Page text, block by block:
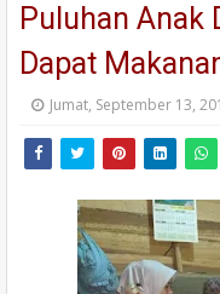
Puluhan Anak
Dapat
Jumat, September 13,